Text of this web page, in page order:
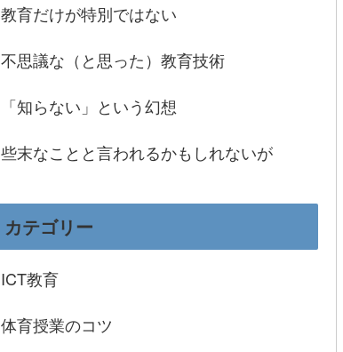
教育だけが特別ではない
不思議な（と思った）教育技術
「知らない」という幻想
些末なことと言われるかもしれないが
カテゴリー
ICT教育
体育授業のコツ